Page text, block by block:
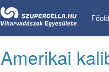
Amerikai